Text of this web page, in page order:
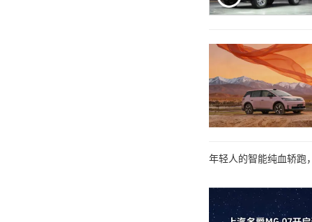
年轻人的智能纯血轿跑